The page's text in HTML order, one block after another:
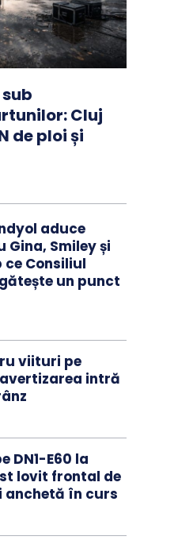
Cluj
de ploi și
aduce
Gina, Smiley și
ce Consiliul
un punct
viituri pe
intră
DN1-E60 la
lovit frontal de
anchetă în curs